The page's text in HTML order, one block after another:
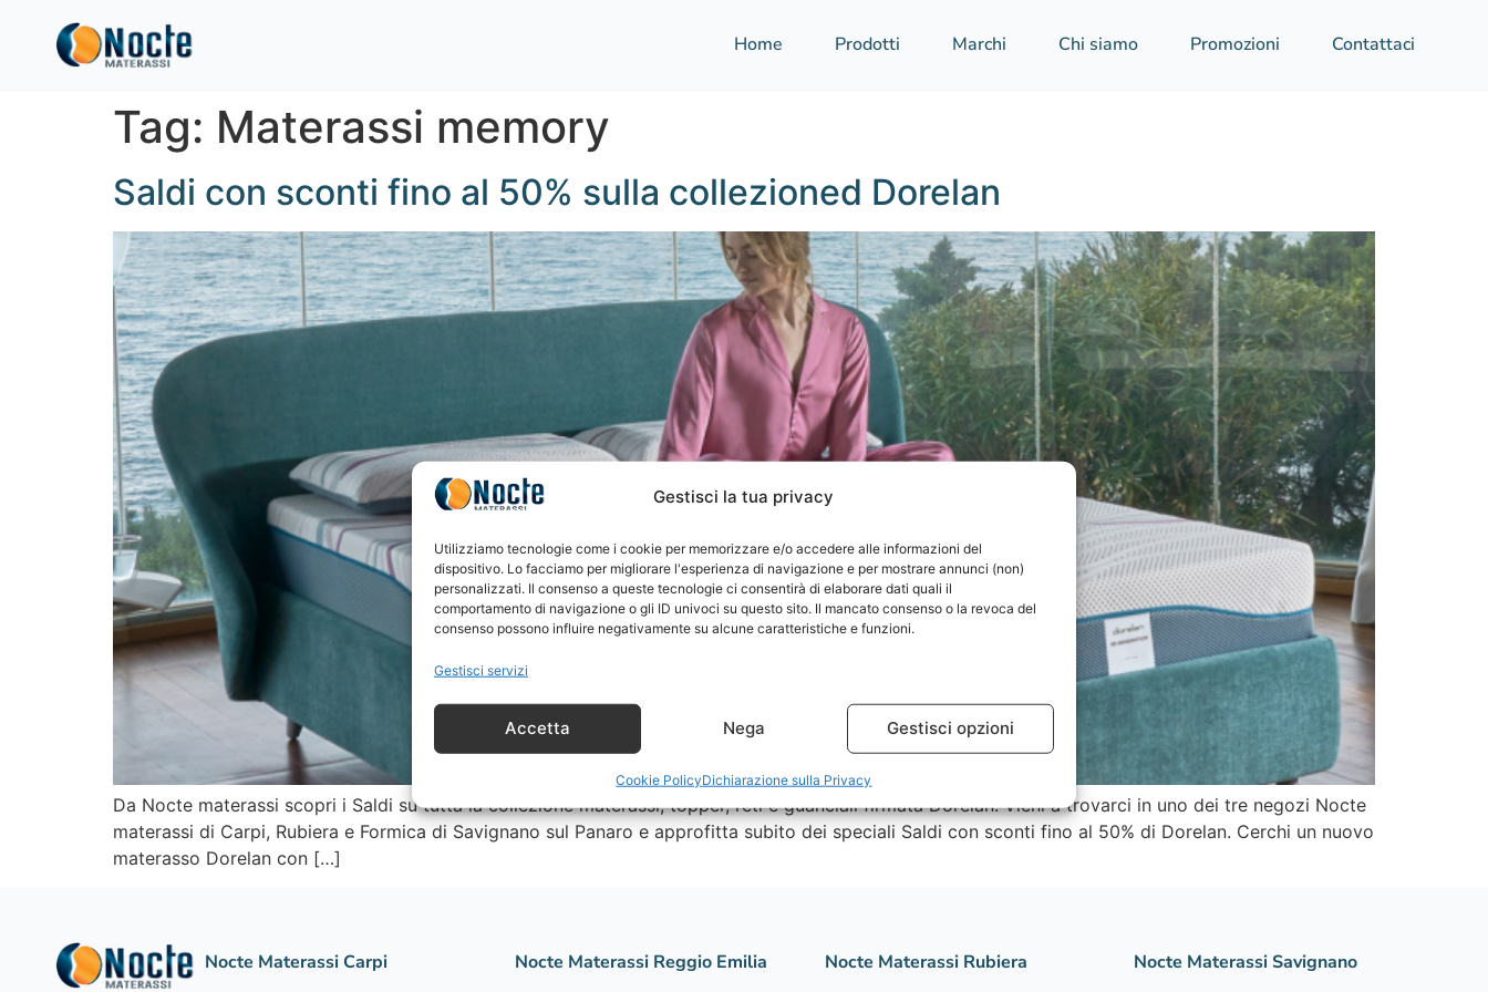
Gestisci la tua privacy
Utilizziamo tecnologie come i cookie per memorizzare e/o accedere alle informazioni del
dispositivo. Lo facciamo per migliorare l'esperienza di navigazione e per mostrare annunci (non)
personalizzati. Il consenso a queste tecnologie ci consentirà di elaborare dati quali il
comportamento di navigazione o gli ID univoci su questo sito. Il mancato consenso o la revoca del
consenso possono influire negativamente su alcune caratteristiche e funzioni.
Gestisci servizi
Accetta Nega Gestisci opzioni
Cookie PolicyDichiarazione sulla Privacy
Home Prodotti Marchi Chi siamo Promozioni Contattaci
Tag: Materassi memory
Saldi con sconti fino al 50% sulla collezioned Dorelan
Da Nocte materassi scopri i Saldi su tutta la collezione materassi, topper, reti e guanciali firmata Dorelan. Vieni a trovarci in uno dei tre negozi Nocte
materassi di Carpi, Rubiera e Formica di Savignano sul Panaro e approfitta subito dei speciali Saldi con sconti fino al 50% di Dorelan. Cerchi un nuovo
materasso Dorelan con […]
Nocte Materassi Carpi
Nocte Materassi Reggio Emilia
Nocte Materassi Rubiera
Nocte Materassi Savignano